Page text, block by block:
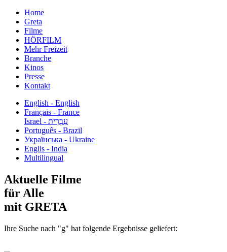
Home
Greta
Filme
HÖRFILM
Mehr Freizeit
Branche
Kinos
Presse
Kontakt
English - English
Français - France
עִבְרִית - Israel
Português - Brazil
Українська - Ukraine
Englis - India
Multilingual
Aktuelle Filme
für Alle
mit GRETA
Ihre Suche nach "g" hat folgende Ergebnisse geliefert: